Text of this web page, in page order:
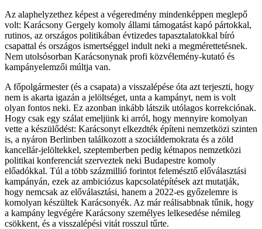
Az alaphelyzethez képest a végeredmény mindenképpen meglepő
volt: Karácsony Gergely komoly állami támogatást kapó pártokkal,
rutinos, az országos politikában évtizedes tapasztalatokkal bíró
csapattal és országos ismertséggel indult neki a megmérettetésnek.
Nem utolsósorban Karácsonynak profi közvélemény-kutató és
kampányelemzői múltja van.
A főpolgármester (és a csapata) a visszalépése óta azt terjeszti, hogy
nem is akarta igazán a jelöltséget, unta a kampányt, nem is volt
olyan fontos neki. Ez azonban inkább látszik utólagos korrekciónak.
Hogy csak egy szálat emeljünk ki arról, hogy mennyire komolyan
vette a készülődést: Karácsonyt elkezdték építeni nemzetközi szinten
is, a nyáron Berlinben találkozott a szociáldemokrata és a zöld
kancellár-jelöltekkel, szeptemberben pedig kétnapos nemzetközi
politikai konferenciát szerveztek neki Budapestre komoly
előadókkal. Túl a több százmillió forintot felemésztő előválasztási
kampányán, ezek az ambiciózus kapcsolatépítések azt mutatják,
hogy nemcsak az előválasztási, hanem a 2022-es győzelemre is
komolyan készültek Karácsonyék. Az már reálisabbnak tűnik, hogy
a kampány legvégére Karácsony személyes lelkesedése némileg
csökkent, és a visszalépési vitát rosszul tűrte.